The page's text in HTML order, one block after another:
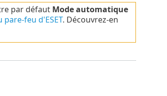
par défaut Mode automatique
feu d'ESET. Découvrez-en